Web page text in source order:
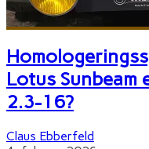
Lotus Sunbeam
2.3-16?
Claus Ebberfeld